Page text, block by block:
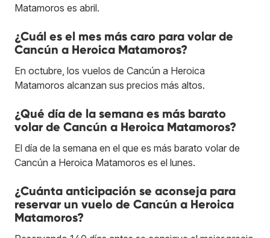
Matamoros es abril.
¿Cuál es el mes más caro para volar de
Cancún a Heroica Matamoros?
En octubre, los vuelos de Cancún a Heroica
Matamoros alcanzan sus precios más altos.
¿Qué día de la semana es más barato
volar de Cancún a Heroica Matamoros?
El día de la semana en el que es más barato volar de
Cancún a Heroica Matamoros es el lunes.
¿Cuánta anticipación se aconseja para
reservar un vuelo de Cancún a Heroica
Matamoros?